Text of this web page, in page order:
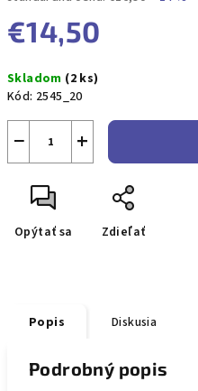
€14,50
cena:
Skladom (2 ks)
Kód: 2545_20
+
−
Opýtať sa Zdieľať
Popis Diskusia
Podrobný popis